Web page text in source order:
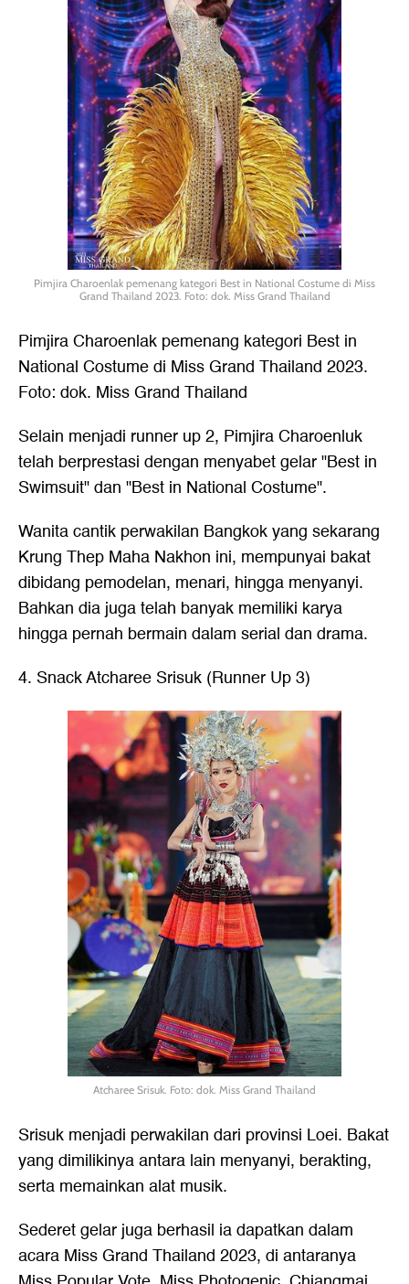
Pimjira Charoenlak pemenang kategori Best in National Costume di Miss
Grand Thailand 2023. Foto: dok. Miss Grand Thailand
Pimjira Charoenlak pemenang kategori Best in
National Costume di Miss Grand Thailand 2023.
Foto: dok. Miss Grand Thailand
Selain menjadi runner up 2, Pimjira Charoenluk
telah berprestasi dengan menyabet gelar "Best in
Swimsuit" dan "Best in National Costume".
Wanita cantik perwakilan Bangkok yang sekarang
Krung Thep Maha Nakhon ini, mempunyai bakat
dibidang pemodelan, menari, hingga menyanyi.
Bahkan dia juga telah banyak memiliki karya
hingga pernah bermain dalam serial dan drama.
4. Snack Atcharee Srisuk (Runner Up 3)
Atcharee Srisuk. Foto: dok. Miss Grand Thailand
Srisuk menjadi perwakilan dari provinsi Loei. Bakat
yang dimilikinya antara lain menyanyi, berakting,
serta memainkan alat musik.
Sederet gelar juga berhasil ia dapatkan dalam
acara Miss Grand Thailand 2023, di antaranya